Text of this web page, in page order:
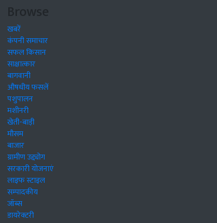
Browse
खबरें
कंपनी समाचार
सफल किसान
साक्षात्कार
बागवानी
औषधीय फसलें
पशुपालन
मशीनरी
खेती-बाड़ी
मौसम
बाजार
ग्रामीण उद्द्योग
सरकारी योजनाएं
लाइफ स्टाइल
सम्पादकीय
जॉब्स
डायरेक्टरी